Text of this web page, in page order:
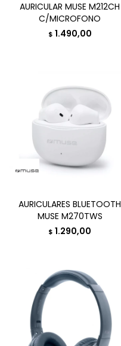
AURICULAR MUSE M212CH
C/MICROFONO
$ 1.490,00
AURICULARES BLUETOOTH
MUSE M270TWS
$ 1.290,00